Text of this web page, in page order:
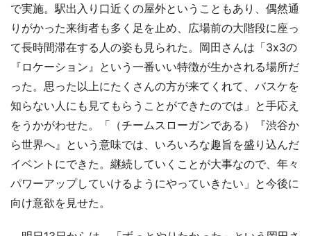
で実施。駅出入り口近くの屋外ということもあり、偶然通
りがかった来街者も多く足を止め、広場前の大階段に座っ
て長時間滞在する人の姿も見られた。岡田さんは「3x3の
『ロケーション』という一番いい特徴が生かされる場所だ
った。思った以上にたくさんの方が来てくれて、バスケを
知らない人にも見てもらうことができたのでは」と手応え
をうかがわせた。「（チームスローガンである）『渋谷か
ら世界へ』という意味では、いろいろな趣旨を盛り込んだ
イベントにできた。継続していくことが大事なので、年々
パワーアップしていけるようにやっていきたい」と今後に
向け意欲を見せた。